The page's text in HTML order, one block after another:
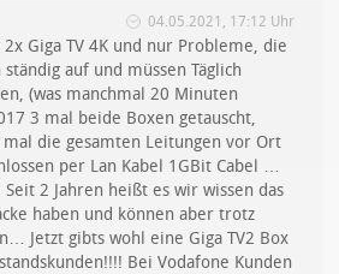
04.05.2021, 17:12 Uhr
Giga TV 4K und nur Probleme, die
auf und müssen Täglich
(was manchmal 20 Minuten
3 mal beide Boxen getauscht,
mal die gesamten Leitungen vor Ort
per Lan Kabel 1GBit Cabel …
Seit 2 Jahren heißt es wir wissen das
haben und können aber trotz
Jetzt gibts wohl eine Giga TV2 Box
Bei Vodafone Kunden